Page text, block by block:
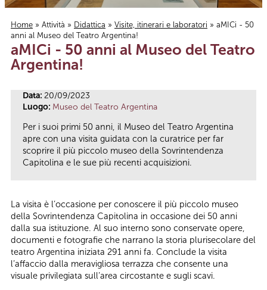
Tu sei qui
Home » Attività » Didattica » Visite, itinerari e laboratori » aMICi - 50
anni al Museo del Teatro Argentina!
aMICi - 50 anni al Museo del Teatro
Argentina!
Data: 20/09/2023
Luogo: Museo del Teatro Argentina
Per i suoi primi 50 anni, il Museo del Teatro Argentina
apre con una visita guidata con la curatrice per far
scoprire il più piccolo museo della Sovrintendenza
Capitolina e le sue più recenti acquisizioni.
La visita è l’occasione per conoscere il più piccolo museo
della Sovrintendenza Capitolina in occasione dei 50 anni
dalla sua istituzione. Al suo interno sono conservate opere,
documenti e fotografie che narrano la storia plurisecolare del
teatro Argentina iniziata 291 anni fa. Conclude la visita
l’affaccio dalla meravigliosa terrazza che consente una
visuale privilegiata sull’area circostante e sugli scavi.